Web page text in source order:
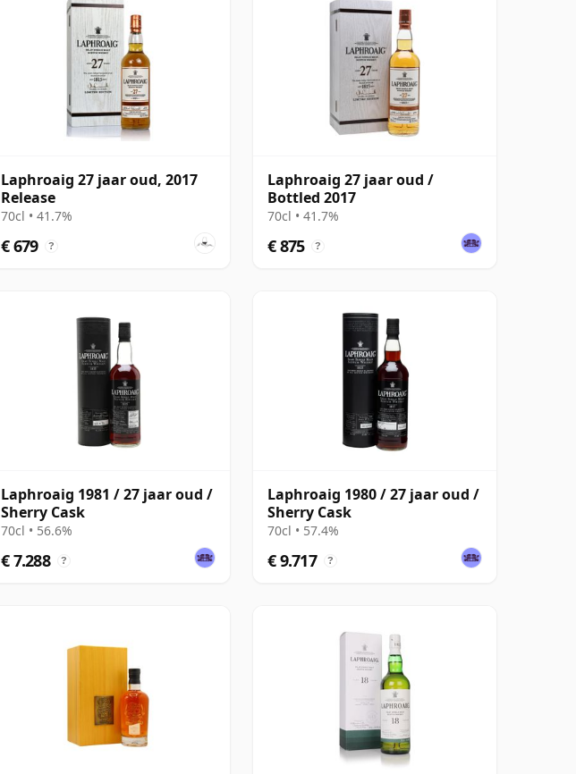
Laphroaig 27 jaar oud, 2017
Release
70cl • 41.7%
€ 679 ?
Laphroaig 27 jaar oud /
Bottled 2017
70cl • 41.7%
€ 875 ?
Laphroaig 1981 / 27 jaar oud /
Sherry Cask
70cl • 56.6%
€ 7.288 ?
Laphroaig 1980 / 27 jaar oud /
Sherry Cask
70cl • 57.4%
€ 9.717 ?